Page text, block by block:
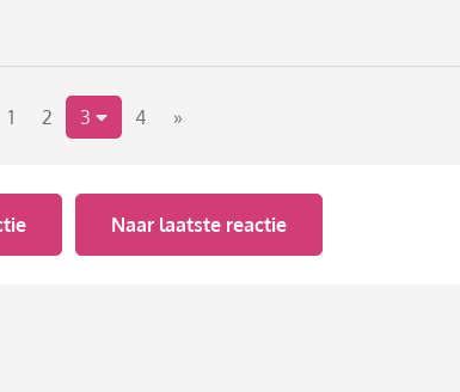
1 2 3 4 »
Naar laatste reactie